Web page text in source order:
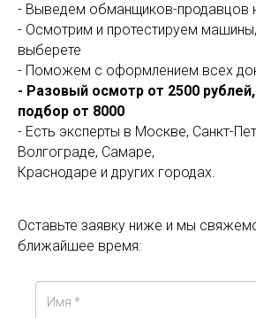
- Выведем обманщиков-продавцов
- Осмотрим и протестируем
выберете
- Поможем с оформлением всех
- Разовый осмотр от 2500
подбор от 8000
- Есть эксперты в Москве, Санкт-
Волгограде, Самаре,
Краснодаре и других городах.
Оставьте заявку ниже и мы
ближайшее время: